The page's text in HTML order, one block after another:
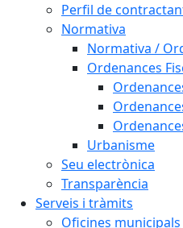
Perfil de
Normativa
Normativa /
Ordenances
Urbanisme
Seu electrònica
Transparència
Serveis i tràmits
Oficines municipals